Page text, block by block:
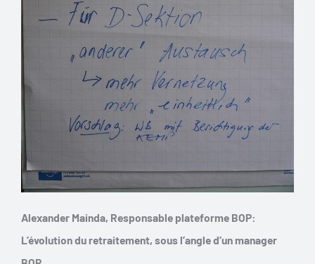
Alexander Mainda, Responsable plateforme BOP:
L’évolution du retraitement, sous l’angle d’un manager